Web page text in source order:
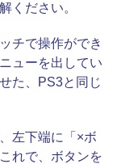
ください。
チで操作ができ
ューを出してい
た、PS3と同じ
左下端に「×ボ
れで、ボタンを